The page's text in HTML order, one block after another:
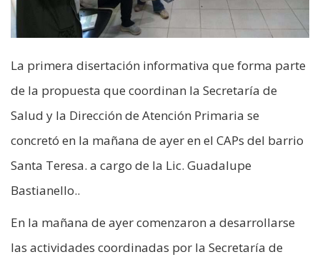
La primera disertación informativa que forma parte
de la propuesta que coordinan la Secretaría de
Salud y la Dirección de Atención Primaria se
concretó en la mañana de ayer en el CAPs del barrio
Santa Teresa. a cargo de la Lic. Guadalupe
Bastianello..
En la mañana de ayer comenzaron a desarrollarse
las actividades coordinadas por la Secretaría de